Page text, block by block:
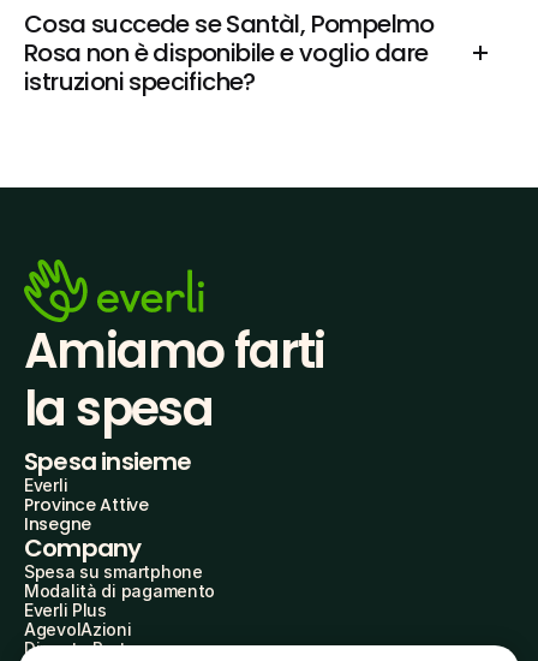
Cosa succede se Santàl, Pompelmo
Rosa non è disponibile e voglio dare
istruzioni specifiche?
Amiamo farti
la spesa
Spesa insieme
Everli
Province Attive
Insegne
Company
Spesa su smartphone
Modalità di pagamento
Everli Plus
AgevolAzioni
Diventa Partner